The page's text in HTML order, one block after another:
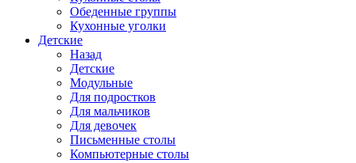
Обеденные группы
Кухонные уголки
Детские
Назад
Детские
Модульные
Для подростков
Для мальчиков
Для девочек
Письменные столы
Компьютерные столы